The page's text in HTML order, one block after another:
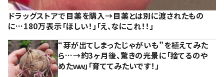
ドラッグストアで目薬を購入→目薬とは別に渡されたもの
に…180万表示「ほしい！」「え、なにこれ！！」
“芽が出てしまったじゃがいも”を植えてみた
ら…→約3ヶ月後、驚きの光景に「捨てるのや
めたｗｗ」「育ててみたいです！」